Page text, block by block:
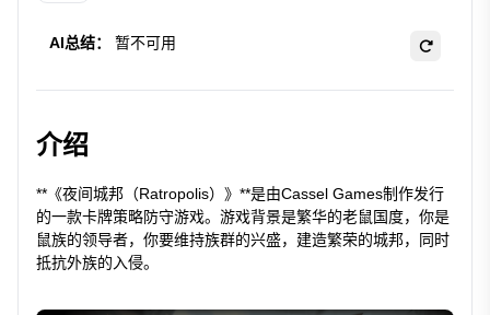
AI总结： 暂不可用
介绍
**《夜间城邦（Ratropolis）》**是由Cassel Games制作发行
的一款卡牌策略防守游戏。游戏背景是繁华的老鼠国度，你是
鼠族的领导者，你要维持族群的兴盛，建造繁荣的城邦，同时
抵抗外族的入侵。